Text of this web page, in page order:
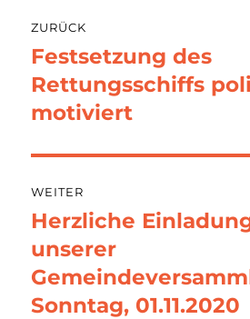
ZURÜCK
Vorheriger
Beitrag:
Festsetzung des
Rettungsschiffs
motiviert
WEITER
Nächster
Beitrag:
Herzliche
unserer
Sonntag, 01.11.2020